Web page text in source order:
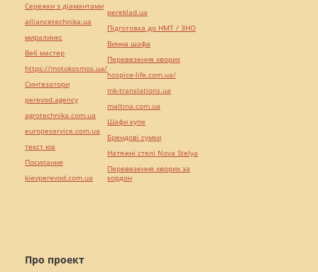
Про проект
Сережки з діамантами
alliancetechnika.ua
миралинкс
Веб мастер
https://motokosmos.ua/
Синтезатори
perevod.agency
agrotechnika.com.ua
europeservice.com.ua
текст юа
Посилання
kievperevod.com.ua
pereklad.ua
Підготовка до НМТ / ЗНО
Винна шафа
Перевезення хворих
hospice-life.com.ua/
mk-translations.ua
maltina.com.ua
Шафи купе
Брендові сумки
Натяжні стелі Nova Stelya
Перевезення хворих за
кордон